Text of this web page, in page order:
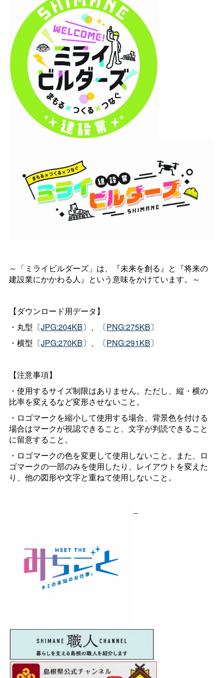
～「ミライビルダーズ」は、『未来を創る』と『将来の
建設業にかかわる人』という意味をかけています。～
【ダウンロード用データ】
・丸型〔JPG:204KB〕、〔PNG:275KB〕
・横型〔JPG:270KB〕、〔PNG:291KB〕
【注意事項】
・使用するサイズ制限はありません。ただし、縦・横の
比率を変えるなど変形させないこと。
・ロゴマークを縮小して使用する場合、背景色を付ける
場合はマークが視認できること、文字が判読できること
に留意すること。
・ロゴマークの色を変更して使用しないこと。また、ロ
ゴマークの一部のみを使用したり、レイアウトを変えた
り、他の図形や文字と重ねて使用しないこと。